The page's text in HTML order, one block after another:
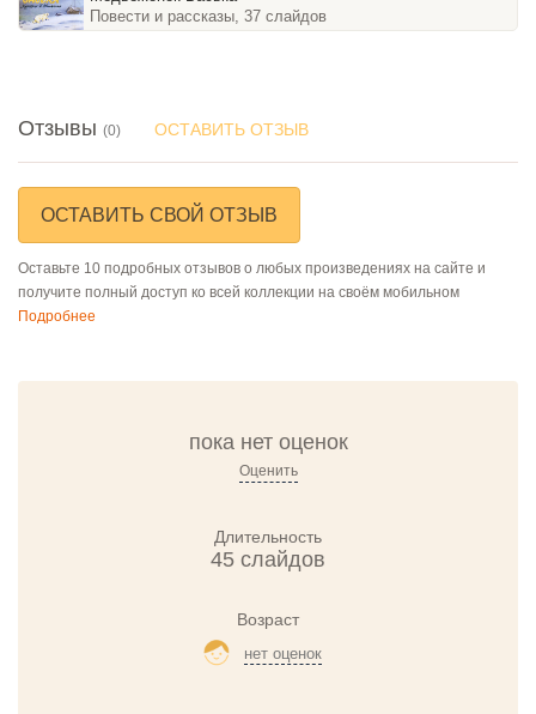
Повести и рассказы, 37 слайдов
Отзывы (0) ОСТАВИТЬ ОТЗЫВ
ОСТАВИТЬ СВОЙ ОТЗЫВ
Оставьте 10 подробных отзывов о любых произведениях на сайте и
получите полный доступ ко всей коллекции на своём мобильном
Подробнее
пока нет оценок
Оценить
Длительность
45 слайдов
Возраст
нет оценок